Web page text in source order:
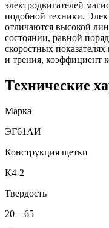
электродвигателей
подобной техники.
отличаются высокой
состоянии, равной
скоростных
и трения, коэффициент
Технические
Марка
ЭГ61АИ
Конструкция щетки
К4-2
Твердость
20 – 65